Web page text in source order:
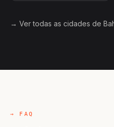
→ Ver todas as cidades de
→ FAQ